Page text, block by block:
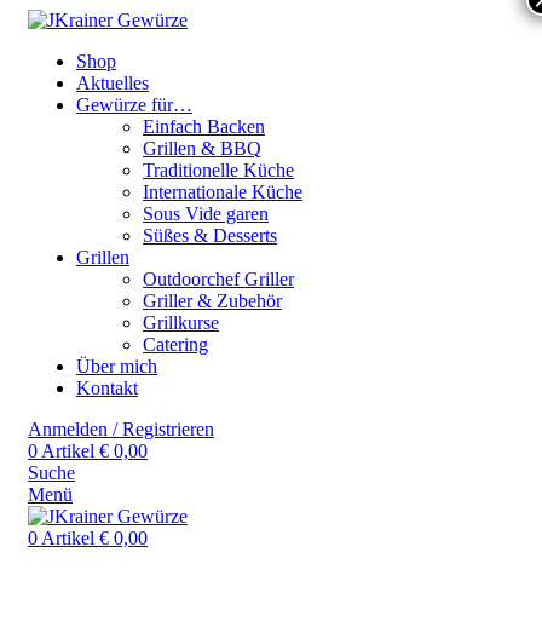
Shop
Aktuelles
Gewürze für…
Einfach Backen
Grillen & BBQ
Traditionelle Küche
Internationale Küche
Sous Vide garen
Süßes & Desserts
Grillen
Outdoorchef Griller
Griller & Zubehör
Grillkurse
Catering
Über mich
Kontakt
Anmelden / Registrieren
0 Artikel € 0,00
Suche
Menü
0 Artikel € 0,00